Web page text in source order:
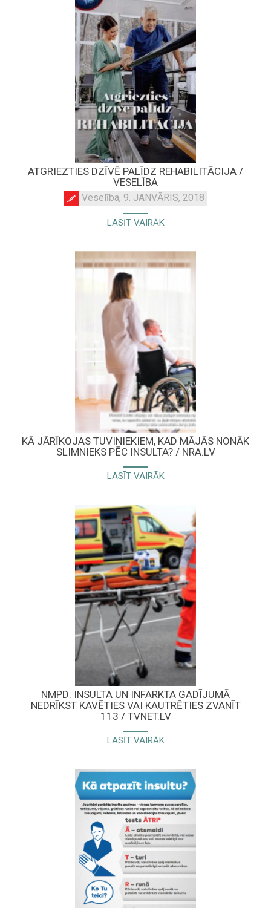
ATGRIEZTIES DZĪVĒ PALĪDZ REHABILITĀCIJA /
VESELĪBA
Veselība, 9. JANVĀRIS, 2018
LASĪT VAIRĀK
KĀ JĀRĪKOJAS TUVINIEKIEM, KAD MĀJĀS NONĀK
SLIMNIEKS PĒC INSULTA? / NRA.LV
LASĪT VAIRĀK
NMPD: INSULTA UN INFARKTA GADĪJUMĀ
NEDRĪKST KAVĒTIES VAI KAUTRĒTIES ZVANĪT
113 / TVNET.LV
LASĪT VAIRĀK